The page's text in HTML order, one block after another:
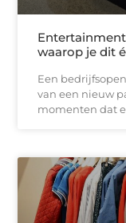
waarop je dit
Een
van een nieuw
momenten dat